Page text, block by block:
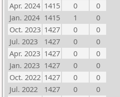
Apr. 2024 1415 0
0
Jan. 2024 1415 1
0
Oct. 2023 1427 0
0
Jul. 2023
1427 0
0
Apr. 2023 1427 0
0
Jan. 2023 1427 0
0
Oct. 2022 1427 0
0
Jul. 2022
1427 0
0